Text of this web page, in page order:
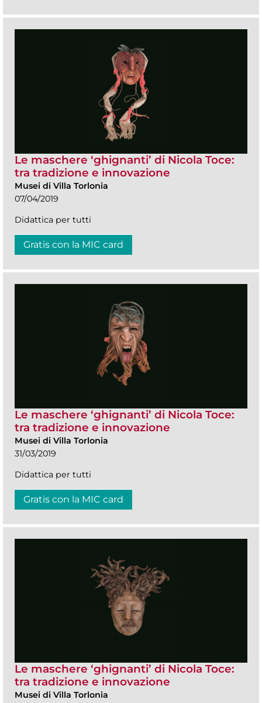
Le maschere ‘ghignanti’ di Nicola Toce:
tra tradizione e innovazione
Musei di Villa Torlonia
07/04/2019
Didattica per tutti
Gratis con la MIC card
Le maschere ‘ghignanti’ di Nicola Toce:
tra tradizione e innovazione
Musei di Villa Torlonia
31/03/2019
Didattica per tutti
Gratis con la MIC card
Le maschere ‘ghignanti’ di Nicola Toce:
tra tradizione e innovazione
Musei di Villa Torlonia